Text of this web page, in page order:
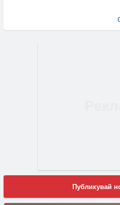
Публикувай